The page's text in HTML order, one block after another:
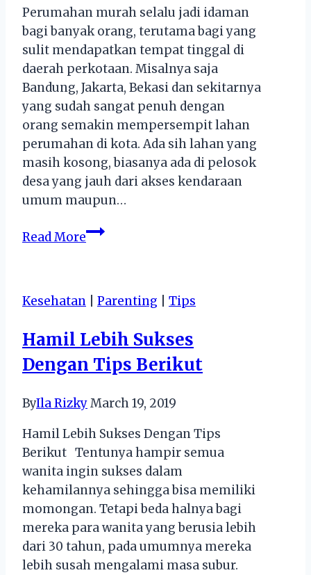
Perumahan murah selalu jadi idaman
bagi banyak orang, terutama bagi yang
sulit mendapatkan tempat tinggal di
daerah perkotaan. Misalnya saja
Bandung, Jakarta, Bekasi dan sekitarnya
yang sudah sangat penuh dengan
orang semakin mempersempit lahan
perumahan di kota. Ada sih lahan yang
masih kosong, biasanya ada di pelosok
desa yang jauh dari akses kendaraan
umum maupun…
Read MoreRusun
Masa
Kesehatan Parenting Tips
Hamil Lebih Sukses
Dengan Tips Berikut
ByIla RizkyMarch 19, 2019
Hamil Lebih Sukses Dengan Tips
Berikut Tentunya hampir semua
wanita ingin sukses dalam
kehamilannya sehingga bisa memiliki
momongan. Tetapi beda halnya bagi
mereka para wanita yang berusia lebih
dari 30 tahun, pada umumnya mereka
lebih susah mengalami masa subur.